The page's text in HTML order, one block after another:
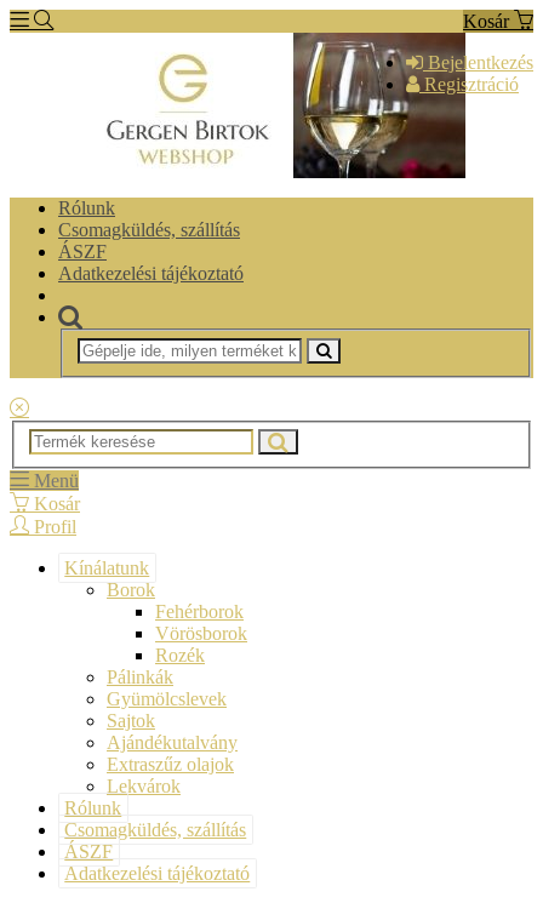
Kosár
Bejelentkezés
Regisztráció
Rólunk
Csomagküldés, szállítás
ÁSZF
Adatkezelési tájékoztató
Menü
Kosár
Profil
Kínálatunk
Borok
Fehérborok
Vörösborok
Rozék
Pálinkák
Gyümölcslevek
Sajtok
Ajándékutalvány
Extraszűz olajok
Lekvárok
Rólunk
Csomagküldés, szállítás
ÁSZF
Adatkezelési tájékoztató